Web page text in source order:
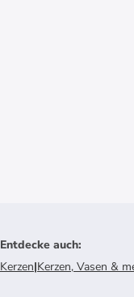
Entdecke auch:
Kerzen|Kerzen, Vasen &